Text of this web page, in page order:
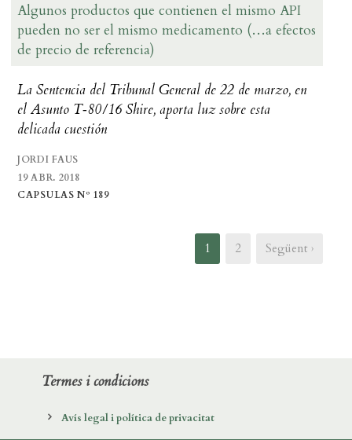
Algunos productos que contienen el mismo API
pueden no ser el mismo medicamento (…a efectos
de precio de referencia)
La Sentencia del Tribunal General de 22 de marzo, en
el Asunto T‑80/16 Shire, aporta luz sobre esta
delicada cuestión
JORDI FAUS
19 ABR. 2018
CAPSULAS Nº 189
1 2 Següent ›
Termes i condicions
Avís legal i política de privacitat